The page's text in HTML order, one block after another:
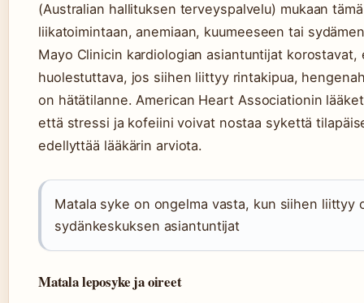
(Australian hallituksen terveyspalvelu) mukaan
liikatoimintaan, anemiaan, kuumeeseen tai
Mayo Clinicin kardiologian asiantuntijat
huolestuttava, jos siihen liittyy rintakipua,
on hätätilanne. American Heart Associationin
että stressi ja kofeiini voivat nostaa sykettä
edellyttää lääkärin arviota.
Matala syke on ongelma vasta, kun siihen liittyy
sydänkeskuksen asiantuntijat
Matala leposyke ja oireet